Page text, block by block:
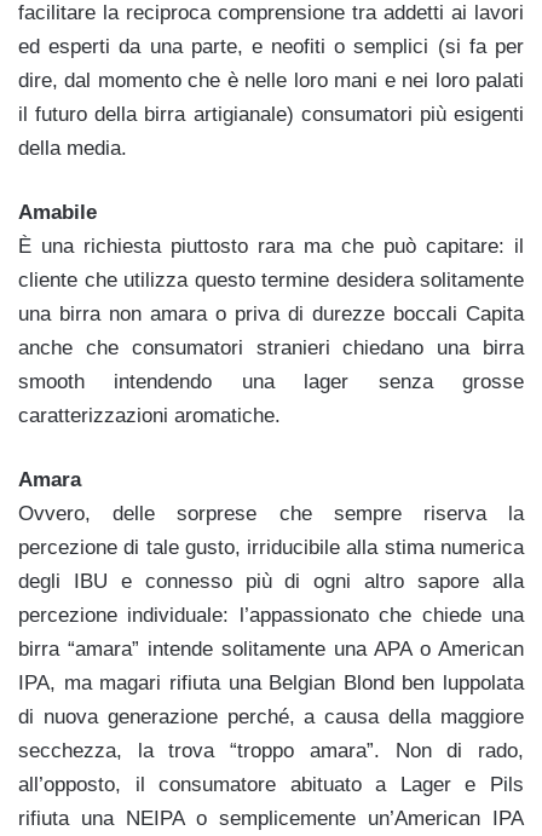
facilitare la reciproca comprensione tra addetti ai lavori
ed esperti da una parte, e neofiti o semplici (si fa per
dire, dal momento che è nelle loro mani e nei loro palati
il futuro della birra artigianale) consumatori più esigenti
della media.
Amabile
È una richiesta piuttosto rara ma che può capitare: il
cliente che utilizza questo termine desidera solitamente
una birra non amara o priva di durezze boccali Capita
anche che consumatori stranieri chiedano una birra
smooth intendendo una lager senza grosse
caratterizzazioni aromatiche.
Amara
Ovvero, delle sorprese che sempre riserva la
percezione di tale gusto, irriducibile alla stima numerica
degli IBU e connesso più di ogni altro sapore alla
percezione individuale: l’appassionato che chiede una
birra “amara” intende solitamente una APA o American
IPA, ma magari rifiuta una Belgian Blond ben luppolata
di nuova generazione perché, a causa della maggiore
secchezza, la trova “troppo amara”. Non di rado,
all’opposto, il consumatore abituato a Lager e Pils
rifiuta una NEIPA o semplicemente un’American IPA